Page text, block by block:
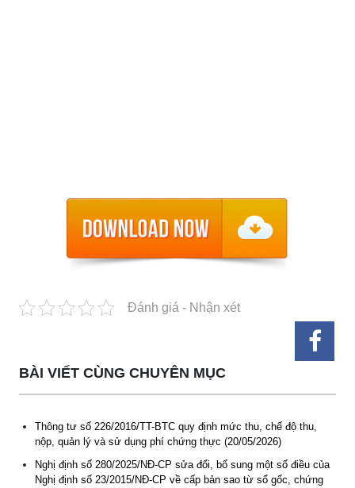
Đánh giá - Nhận xét
BÀI VIẾT CÙNG CHUYÊN MỤC
Thông tư số 226/2016/TT-BTC quy định mức thu, chế độ thu,
nộp, quản lý và sử dụng phí chứng thực (20/05/2026)
Nghị định số 280/2025/NĐ-CP sửa đổi, bổ sung một số điều của
Nghị định số 23/2015/NĐ-CP về cấp bản sao từ sổ gốc, chứng